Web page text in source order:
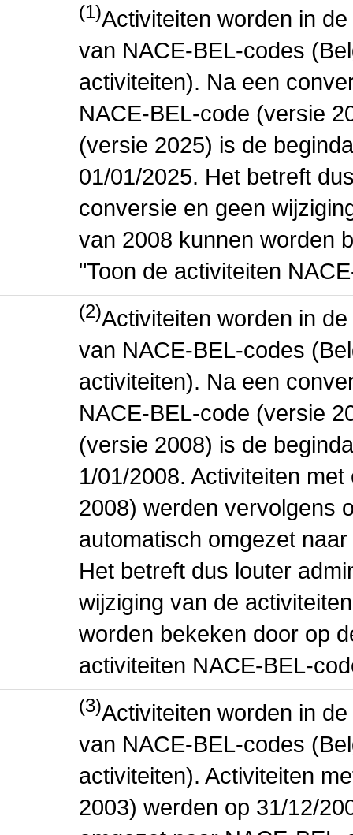
(1)Activiteiten worden in
van NACE-BEL-codes
activiteiten). Na een
NACE-BEL-code (versie
(versie 2025) is de
01/01/2025. Het betreft
conversie en geen
van 2008 kunnen worden
"Toon de activiteiten
(2)Activiteiten worden in
van NACE-BEL-codes
activiteiten). Na een
NACE-BEL-code (versie
(versie 2008) is de
1/01/2008. Activiteiten
2008) werden vervolgens
automatisch omgezet
Het betreft dus louter
wijziging van de
worden bekeken door op
activiteiten NACE-BEL-
(3)Activiteiten worden in
van NACE-BEL-codes
activiteiten). Activiteiten
2003) werden op 31/12/